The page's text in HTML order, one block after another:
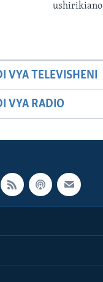
ushirikiano
VYA TELEVISHENI
VYA RADIO